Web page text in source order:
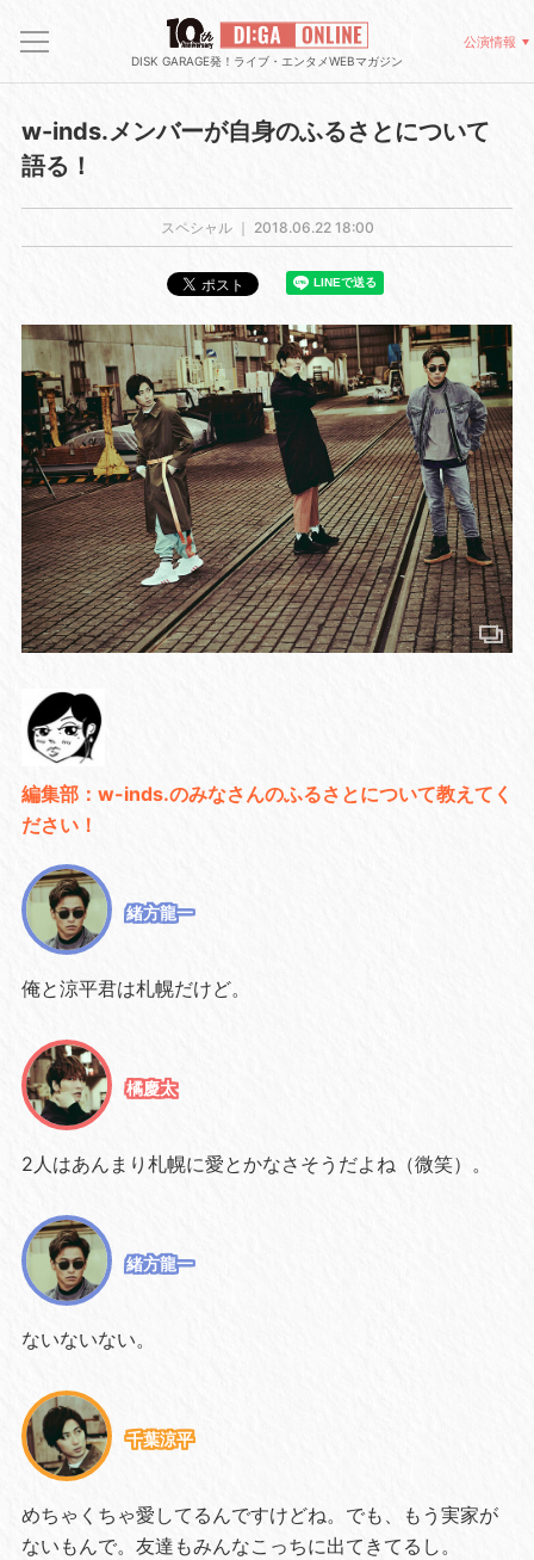
DISK GARAGE発！ライブ・エンタメWEBマガジン
公演情報
w-inds.メンバーが自身のふるさとについて
語る！
スペシャル ｜ 2018.06.22 18:00
編集部：w-inds.のみなさんのふるさとについて教えてく
ださい！
緒方龍一
俺と涼平君は札幌だけど。
橘慶太
2人はあんまり札幌に愛とかなさそうだよね（微笑）。
緒方龍一
ないないない。
千葉涼平
めちゃくちゃ愛してるんですけどね。でも、もう実家が
ないもんで。友達もみんなこっちに出てきてるし。